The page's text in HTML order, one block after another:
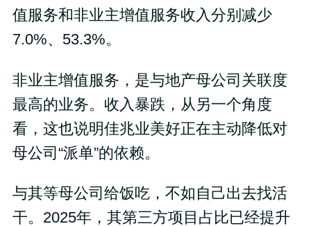
值服务和非业主增值服务收入分别减少
7.0%、53.3%。
非业主增值服务，是与地产母公司关联度
最高的业务。收入暴跌，从另一个角度
看，这也说明佳兆业美好正在主动降低对
母公司“派单”的依赖。
与其等母公司给饭吃，不如自己出去找活
干。2025年，其第三方项目占比已经提升